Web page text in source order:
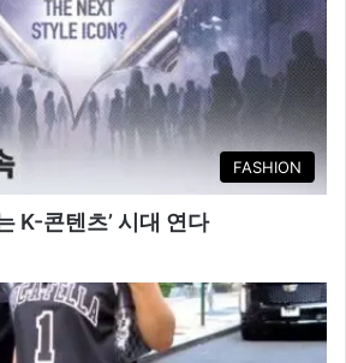
FASHION
K-콘텐츠’ 시대 연다